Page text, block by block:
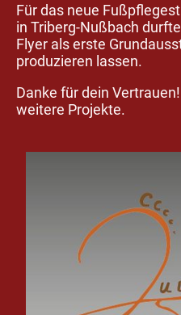
Für das neue
in Triberg-Nußbach
Flyer als erste
produzieren lassen.
Danke für dein
weitere Projekte.